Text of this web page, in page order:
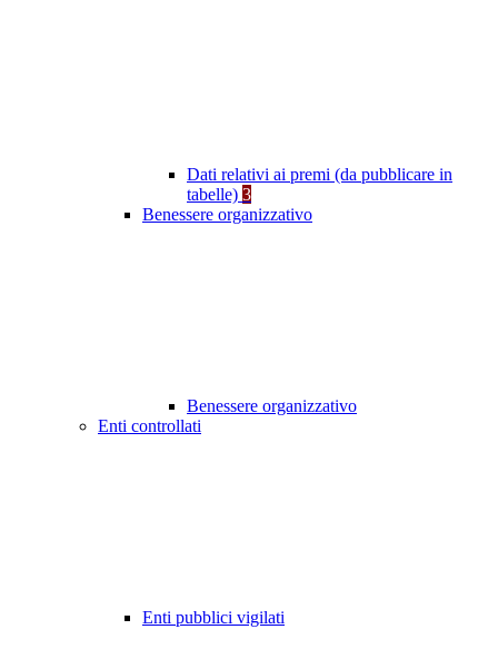
Dati relativi ai premi (da pubblicare in
tabelle) 3
Benessere organizzativo
Benessere organizzativo
Enti controllati
Enti pubblici vigilati